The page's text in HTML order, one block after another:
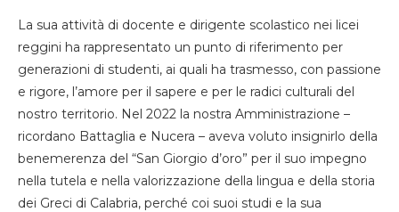
La sua attività di docente e dirigente scolastico nei licei
reggini ha rappresentato un punto di riferimento per
generazioni di studenti, ai quali ha trasmesso, con passione
e rigore, l’amore per il sapere e per le radici culturali del
nostro territorio. Nel 2022 la nostra Amministrazione –
ricordano Battaglia e Nucera – aveva voluto insignirlo della
benemerenza del “San Giorgio d’oro” per il suo impegno
nella tutela e nella valorizzazione della lingua e della storia
dei Greci di Calabria, perché coi suoi studi e la sua